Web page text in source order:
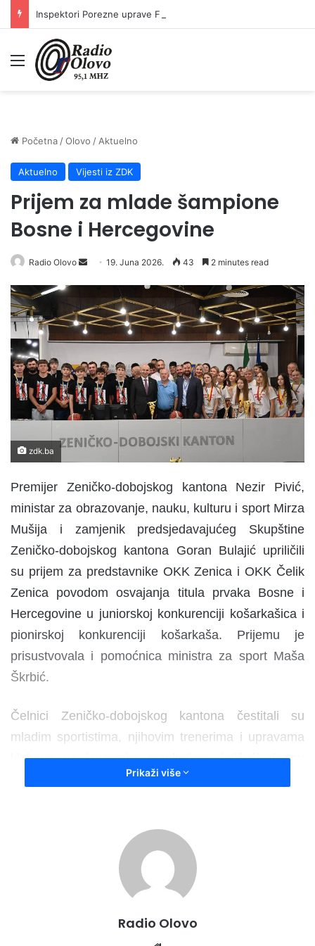
Meni
Početna /Olovo / Aktuelno
Aktuelno Vijesti iz ZDK
Prijem za mlade šampione
Bosne i Hercegovine
Radio Olovo
d
a
n
e
m
a
19. Juna 2026. 43 2 minutes read
zdk.ba
Premijer Zeničko-dobojskog kantona Nezir Pivić,
ministar za obrazovanje, nauku, kulturu i sport Mirza
Mušija i zamjenik predsjedavajućeg Skupštine
Zeničko-dobojskog kantona Goran Bulajić upriličili
su prijem za predstavnike OKK Zenica i OKK Čelik
Zenica povodom osvajanja titula prvaka Bosne i
Hercegovine u juniorskoj konkurenciji košarkašica i
pionirskoj konkurenciji košarkaša. Prijemu je
prisustvovala i pomoćnica ministra za sport Maša
Škrbić.
Čelnici Zeničko-dobojskog kantona čestitali su
mladim sportistima, njihovim trenerima i upravama
klubova na izuzetnim rezultatima, ističući da su
osvojene titule potvrda kvalitetnog rada s mlađim
– Imali smo zadovoljstvo ugostiti šampionke u
juniorskoj i šampione u pionirskoj kategoriji, koji su
ostvarili izvanredne rezultate u protekloj sezoni.
Posebno me raduje što su to mladi sportisti, jer je
Prikaži više
Radio Olovo